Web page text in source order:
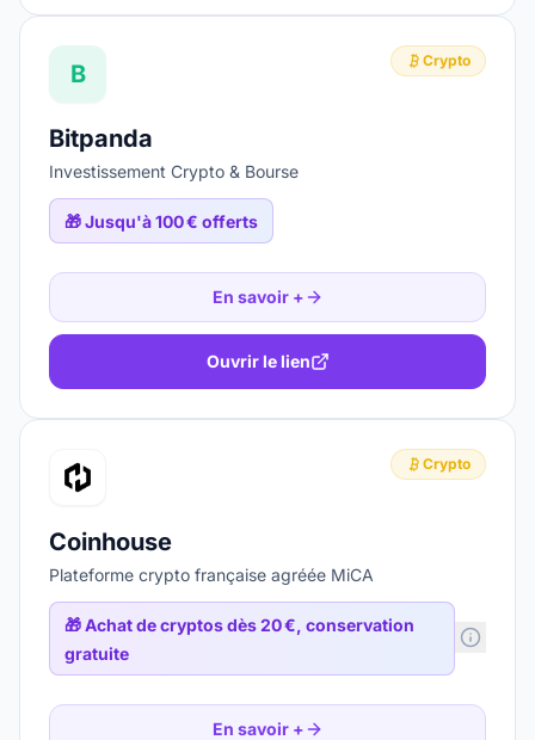
B Crypto
Bitpanda
Investissement Crypto & Bourse
🎁Jusqu'à 100 € offerts
En savoir +
Ouvrir le lien
Crypto
Coinhouse
Plateforme crypto française agréée MiCA
🎁Achat de cryptos dès 20 €, conservation
gratuite
En savoir +